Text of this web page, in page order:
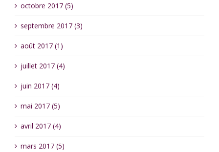
octobre 2017 (5)
septembre 2017 (3)
août 2017 (1)
juillet 2017 (4)
juin 2017 (4)
mai 2017 (5)
avril 2017 (4)
mars 2017 (5)